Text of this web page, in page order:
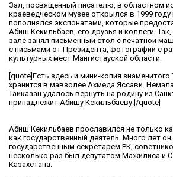
Зал, посвященный писателю, в областном
краеведческом музее открылся в 1999 году
пополнялся экспонатами, которые
Абиш Кекильбаев, его друзья и коллеги.
зале занял письменный стол с печатной
с письмами от Президента, фотографии с
культурных мест Мангистауской области.
[quote]Есть здесь и мини-копия
хранится в мавзолее Ахмеда Яссави.
Тайказан удалось вернуть на родину из
принадлежит Абишу Кекильбаеву.[/quote]
Абиш Кекильбаев прославился не только
как государственный деятель. Много лет
государственным секретарем РК,
несколько раз был депутатом Мажилиса и
Казахстана.